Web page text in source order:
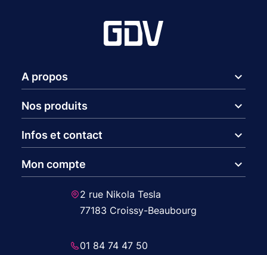
A propos expand_more
Nos produits expand_more
Infos et contact expand_more
Mon compte expand_more
2 rue Nikola Tesla
77183 Croissy-Beaubourg
01 84 74 47 50